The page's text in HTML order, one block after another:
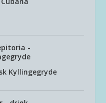
Kyllingegryde